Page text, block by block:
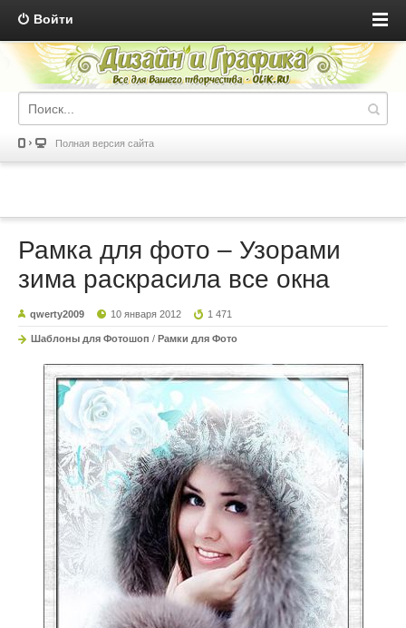
Войти
Полная версия сайта
Рамка для фото – Узорами
зима раскрасила все окна
qwerty2009 10 января 2012 1 471
Шаблоны для Фотошоп / Рамки для Фото